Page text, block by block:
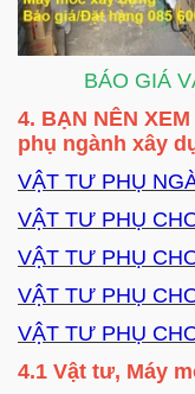
BÁO GIÁ
4. BẠN NÊN
phụ ngành xây
VẬT TƯ PHỤ
VẬT TƯ PHỤ
VẬT TƯ PHỤ
VẬT TƯ PHỤ
VẬT TƯ PHỤ
4.1 Vật tư, Máy